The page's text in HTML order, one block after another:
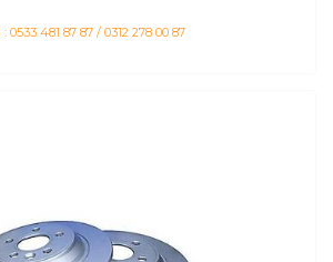
0533 481 87 87 / 0312 278 00 87